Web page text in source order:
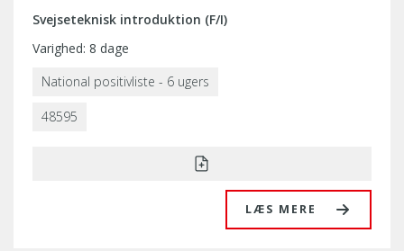
Svejseteknisk introduktion (F/I)
National positivliste - 6 ugers
48595
LÆS MERE
Varighed: 8 dage